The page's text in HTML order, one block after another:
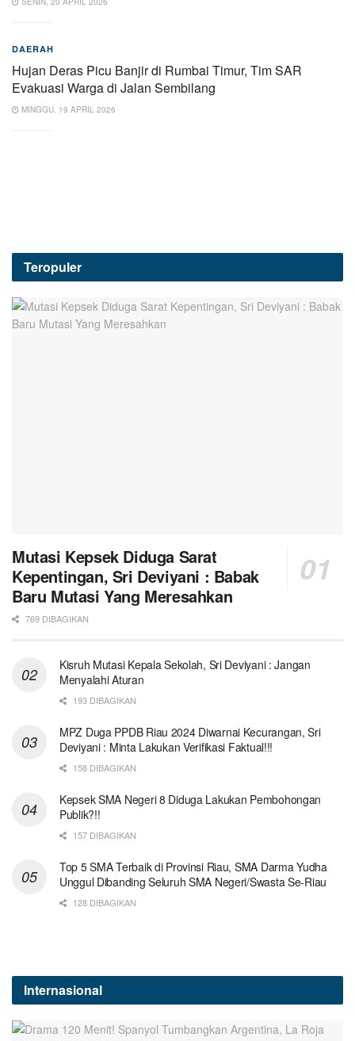
DAERAH
Hujan Deras Picu Banjir di Rumbai Timur, Tim SAR
Evakuasi Warga di Jalan Sembilang
MINGGU, 19 APRIL 2026
Teropuler
Mutasi Kepsek Diduga Sarat
Kepentingan, Sri Deviyani : Babak
Baru Mutasi Yang Meresahkan
769 DIBAGIKAN
Kisruh Mutasi Kepala Sekolah, Sri Deviyani : Jangan
Menyalahi Aturan
193 DIBAGIKAN
MPZ Duga PPDB Riau 2024 Diwarnai Kecurangan, Sri
Deviyani : Minta Lakukan Verifikasi Faktual!!!
158 DIBAGIKAN
Kepsek SMA Negeri 8 Diduga Lakukan Pembohongan
Publik?!!
157 DIBAGIKAN
Top 5 SMA Terbaik di Provinsi Riau, SMA Darma Yudha
Unggul Dibanding Seluruh SMA Negeri/Swasta Se-Riau
128 DIBAGIKAN
Internasional